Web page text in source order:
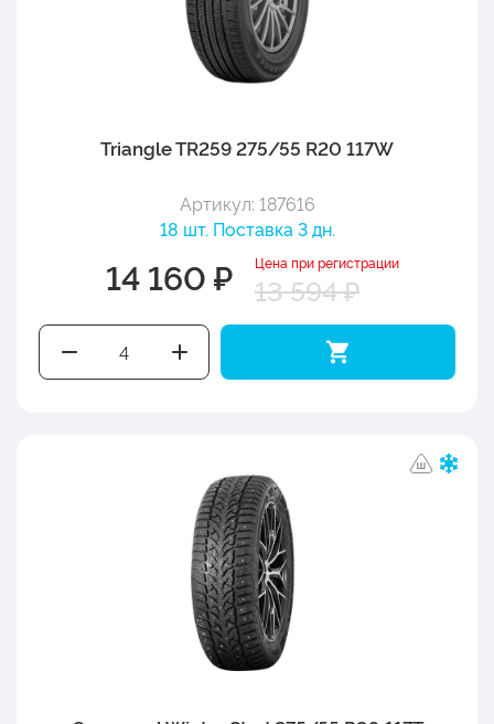
Triangle TR259 275/55 R20 117W
Артикул: 187616
18 шт. Поставка 3 дн.
14 160 ₽ Цена при регистрации
13 594 ₽